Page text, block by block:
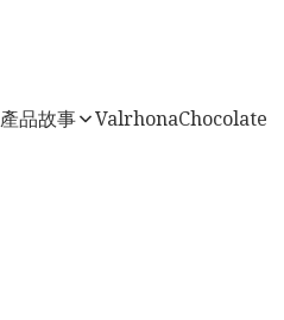
產品故事 ValrhonaChocolate